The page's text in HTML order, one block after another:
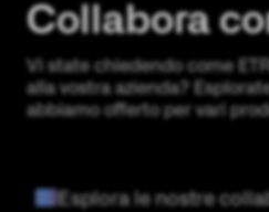
Collabora
Vi state chiedendo come
alla vostra azienda?
abbiamo offerto per vari
Esplora le nostre